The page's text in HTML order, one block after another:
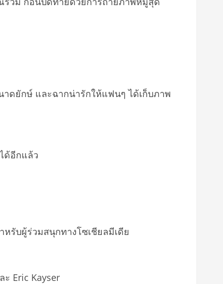
าดยักษ์ และฉากน่ารักให้แฟนๆ ได้เก็บภาพ
ด้อีกแล้ว
รับผู้ร่วมสนุกทางโซเชียลมีเดีย
Eric Kayser